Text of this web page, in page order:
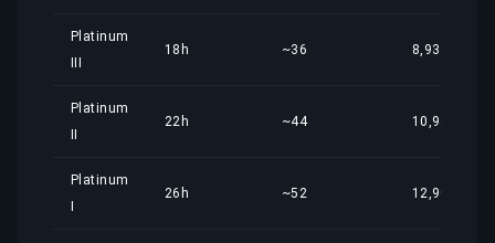
Platinum
18h ~36 8,93 €
Platinum
22h ~44 10,92 €
Platinum
26h ~52 12,90 €